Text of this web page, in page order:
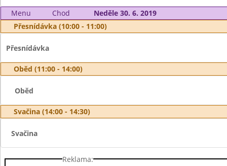
Menu Chod
Neděle 30. 6. 2019
Přesnídávka (10:00 - 11:00)
Přesnídávka
Oběd (11:00 - 14:00)
Oběd
Svačina (14:00 - 14:30)
Svačina
Reklama: